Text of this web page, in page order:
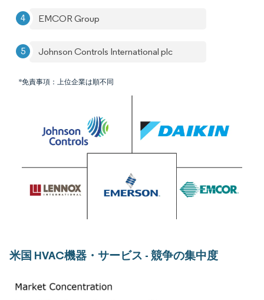
EMCOR Group
Johnson Controls International plc
*免責事項：上位企業は順不同
米国 HVAC機器・サービス - 競争の集中度